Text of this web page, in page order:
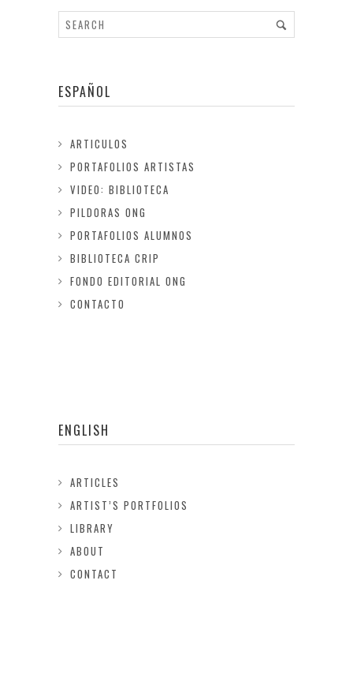
ESPAÑOL
ARTICULOS
PORTAFOLIOS ARTISTAS
VIDEO: BIBLIOTECA
PILDORAS ONG
PORTAFOLIOS ALUMNOS
BIBLIOTECA CRIP
FONDO EDITORIAL ONG
CONTACTO
ENGLISH
ARTICLES
ARTIST’S PORTFOLIOS
LIBRARY
ABOUT
CONTACT